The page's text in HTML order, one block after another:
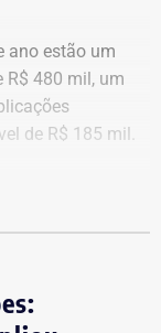
tornarem
o principal
salva graças a
poder
policial
ano estão um
R$ 480 mil, um
de R$ 185 mil.